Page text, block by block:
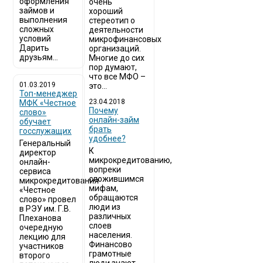
займов и
выполнения
сложных
условий
Дарить
друзьям...
01.03.2019
Топ-менеджер
МФК «Честное
слово»
обучает
госслужащих
Генеральный
директор
онлайн-
сервиса
микрокредитования
«Честное
слово» провел
в РЭУ им. Г.В.
Плеханова
очередную
лекцию для
участников
второго
хороший
стереотип о
деятельности
микрофинансовых
организаций.
Многие до сих
пор думают,
что все МФО –
это...
23.04.2018
Почему
онлайн-займ
брать
удобнее?
К
микрокредитованию,
вопреки
сложившимся
мифам,
обращаются
люди из
различных
слоев
населения.
Финансово
грамотные